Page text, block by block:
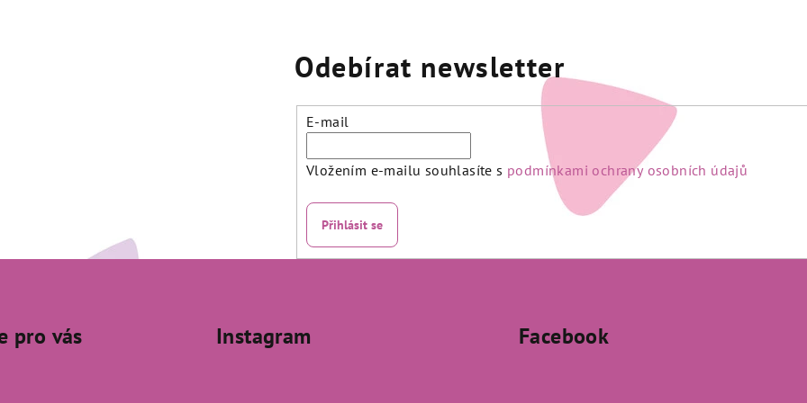
Odebírat newsletter
E-mail
Vložením e-mailu souhlasíte s podmínkami ochrany osobních údajů
Přihlásit se
pro vás Instagram Facebook